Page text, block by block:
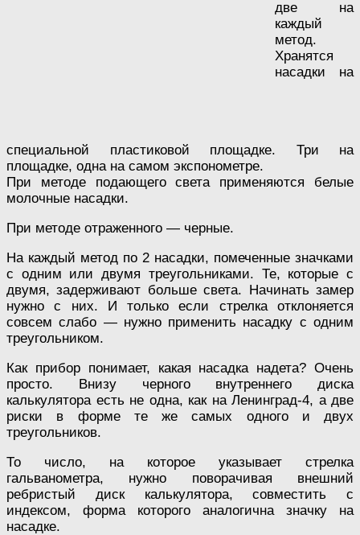
две на
каждый
метод.
Хранятся
насадки на
специальной пластиковой площадке. Три на
площадке, одна на самом экспонометре.
При методе подающего света применяются белые
молочные насадки.
При методе отраженного — черные.
На каждый метод по 2 насадки, помеченные значками
с одним или двумя треугольниками. Те, которые с
двумя, задерживают больше света. Начинать замер
нужно с них. И только если стрелка отклоняется
совсем слабо — нужно применить насадку с одним
треугольником.
Как прибор понимает, какая насадка надета? Очень
просто. Внизу черного внутреннего диска
калькулятора есть не одна, как на Ленинград-4, а две
риски в форме те же самых одного и двух
треугольников.
То число, на которое указывает стрелка
гальванометра, нужно поворачивая внешний
ребристый диск калькулятора, совместить с
индексом, форма которого аналогична значку на
насадке.